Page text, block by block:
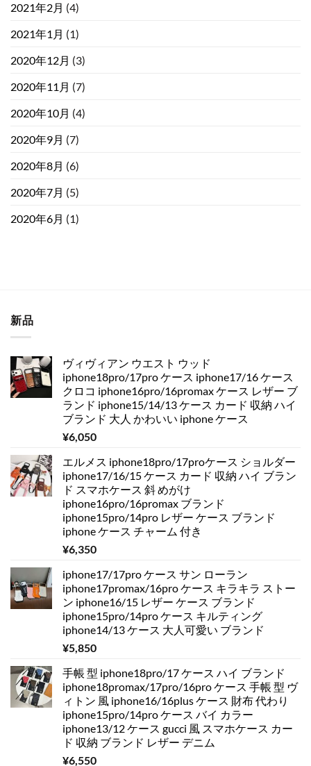
2021年2月 (4)
2021年1月 (1)
2020年12月 (3)
2020年11月 (7)
2020年10月 (4)
2020年9月 (7)
2020年8月 (6)
2020年7月 (5)
2020年6月 (1)
新品
ヴィヴィアン ウエスト ウッド
iphone18pro/17pro ケース iphone17/16 ケース
クロコ iphone16pro/16promax ケース レザー ブ
ランド iphone15/14/13 ケース カード 収納 ハイ
ブランド 大人 かわいい iphone ケース
¥6,050
エルメス iphone18pro/17proケース ショルダー
iphone17/16/15 ケース カード 収納 ハイ ブラン
ド スマホケース 斜 めがけ
iphone16pro/16promax ブランド
iphone15pro/14pro レザー ケース ブランド
iphone ケース チャーム 付き
¥6,350
iphone17/17pro ケース サン ローラン
iphone17promax/16pro ケース キラキラ ストー
ン iphone16/15 レザー ケース ブランド
iphone15pro/14pro ケース キルティング
iphone14/13 ケース 大人可愛い ブランド
¥5,850
手帳 型 iphone18pro/17 ケース ハイ ブランド
iphone18promax/17pro/16pro ケース 手帳 型 ヴ
ィトン 風 iphone16/16plus ケース 財布 代わり
iphone15pro/14pro ケース バイ カラー
iphone13/12 ケース gucci 風 スマホケース カー
ド 収納 ブランド レザー デニム
¥6,550